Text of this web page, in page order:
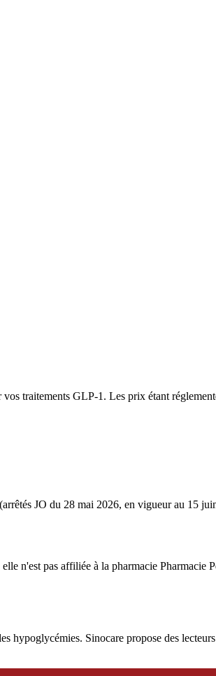
traitements GLP-1. Les prix étant
(arrêtés JO du 28 mai 2026, en vigueur au 15
n'est pas affiliée à la pharmacie Pharmacie
hypoglycémies. Sinocare propose des